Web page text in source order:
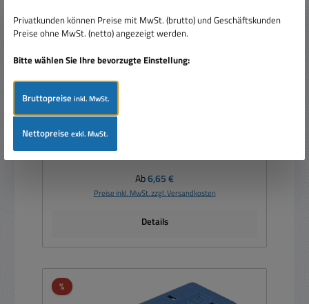
Relaisfassung für Hutschiene DIN-Schiene zu
4051 4052 4061 4152 4161 4452 4462 usw
Regulärer Preis:
Ab6,65 €
Preise inkl. MwSt. zzgl. Versandkosten
Details
%Rabatt
Privatkunden können Preise mit MwSt. (brutto) und Geschäftskunden
Preise ohne MwSt. (netto) angezeigt werden.
Bitte wählen Sie Ihre bevorzugte Einstellung:
Bruttopreiseinkl. MwSt.
Nettopreiseexkl. MwSt.